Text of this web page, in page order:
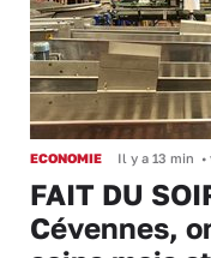
ECONOMIE Il y a 13 min •
FAIT DU
Cévennes,